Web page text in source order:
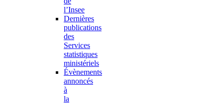
l’Insee
Dernières
publications
des
Services
statistiques
ministériels
Évènements
annoncés
à
la